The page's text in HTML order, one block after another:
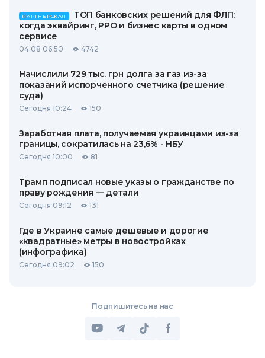
ПАРТНЕРСКАЯ
ТОП банковских решений для ФЛП:
когда эквайринг, РРО и бизнес карты в одном
сервисе
04.08 06:50 4742
Начислили 729 тыс. грн долга за газ из-за
показаний испорченного счетчика (решение
суда)
Сегодня 10:24 150
Заработная плата, получаемая украинцами из-за
границы, сократилась на 23,6% - НБУ
Сегодня 10:00 81
Трамп подписал новые указы о гражданстве по
праву рождения — детали
Сегодня 09:12 131
Где в Украине самые дешевые и дорогие
«квадратные» метры в новостройках
(инфографика)
Сегодня 09:02 150
Подпишитесь на нас